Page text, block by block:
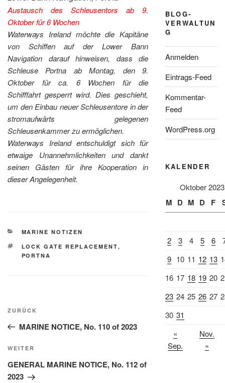
Austausch des Schleusentors ab 9.
Oktober für 6 Wochen
Waterways Ireland möchte die Kapitäne
von Schiffen auf der Lower Bann
Navigation darauf hinweisen, dass die
Schleuse Portna ab Montag, den 9.
Oktober für ca. 6 Wochen für die
Schifffahrt gesperrt wird. Dies geschieht,
um den Einbau neuer Schleusentore in der
stromaufwärts gelegenen
Schleusenkammer zu ermöglichen.
Waterways Ireland entschuldigt sich für
etwaige Unannehmlichkeiten und dankt
seinen Gästen für ihre Kooperation in
dieser Angelegenheit.
KATEGORIEN
MARINE NOTIZEN
SCHLAGWÖRTER
LOCK GATE REPLACEMENT,
PORTNA
Beitragsnavigation
Vorheriger
Beitrag
ZURÜCK
MARINE NOTICE, No. 110 of 2023
Nächster
Beitrag
WEITER
GENERAL MARINE NOTICE, No. 112 of
2023
BLOG-
VERWALTUN
G
Anmelden
Eintrags-Feed
Kommentar-
Feed
WordPress.org
KALENDER
Oktober 2023
M D M D F
2 3 4 5 6
9 10 11 12 13
16 17 18 19 20
23 24 25 26 27
30 31
«
Sep.
Nov.
»